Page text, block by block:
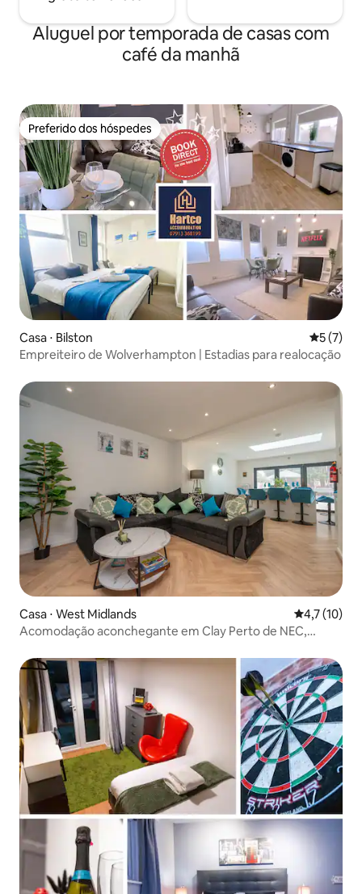
Aluguel por temporada de casas com
café da manhã
Preferido dos hóspedes
Preferido dos hóspedes
Casa ⋅ Bilston 5 de
5 (7)
Empreiteiro de Wolverhampton | Estadias para realocação
Casa ⋅ West Midlands 4,7 de uma
4,7 (10)
Acomodação aconchegante em Clay Perto de NEC,